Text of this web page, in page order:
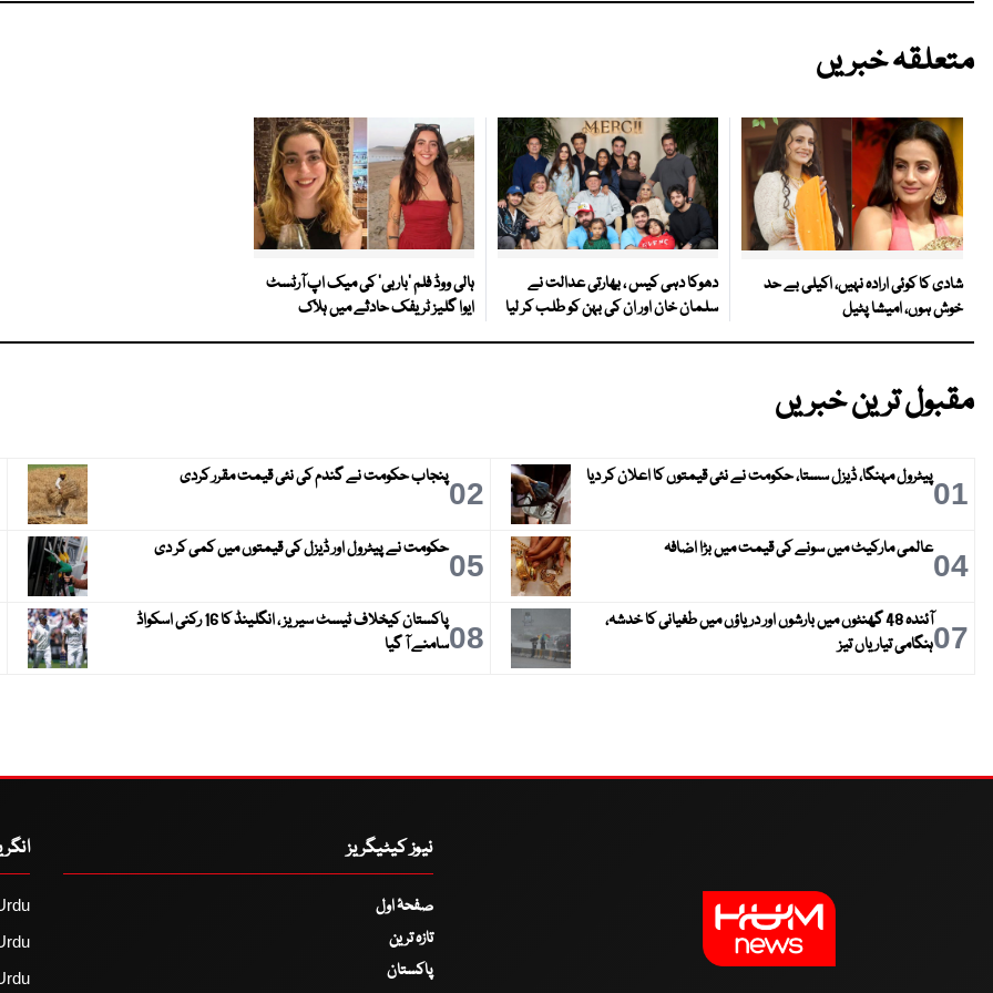
متعلقہ خبریں
شادی کا کوئی ارادہ نہیں، اکیلی بے حد
خوش ہوں، امیشا پٹیل
دھوکا دہی کیس ، بھارتی عدالت نے
سلمان خان اور ان کی بہن کو طلب کر لیا
ہالی ووڈ فلم ’باربی‘ کی میک اپ آرٹسٹ
ایوا گلیز ٹریفک حادثے میں ہلاک
مقبول ترین خبریں
01پیٹرول مہنگا، ڈیزل سستا، حکومت نے نئی قیمتوں کا اعلان کر دیا 02پنجاب حکومت نے گندم کی نئی قیمت مقرر کردی
04عالمی مارکیٹ میں سونے کی قیمت میں بڑا اضافہ 05حکومت نے پیٹرول اور ڈیزل کی قیمتوں میں کمی کر دی
07
آئندہ 48 گھنٹوں میں بارشوں اور دریاؤں میں طغیانی کا خدشہ،
ہنگامی تیاریاں تیز
08
پاکستان کیخلاف ٹیسٹ سیریز ، انگلینڈ کا 16 رکنی اسکواڈ
سامنے آ گیا
نیوز کیٹیگریز
صفحۂ اول
تازہ ترین
پاکستان